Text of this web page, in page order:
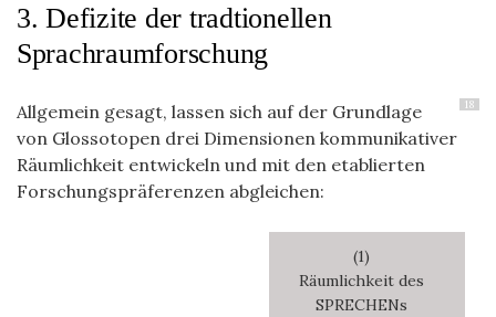
3. Defizite der tradtionellen
Sprachraumforschung
18
Allgemein gesagt, lassen sich auf der Grundlage
von Glossotopen drei Dimensionen kommunikativer
Räumlichkeit entwickeln und mit den etablierten
Forschungspräferenzen abgleichen:
(1)
Räumlichkeit des
SPRECHENs